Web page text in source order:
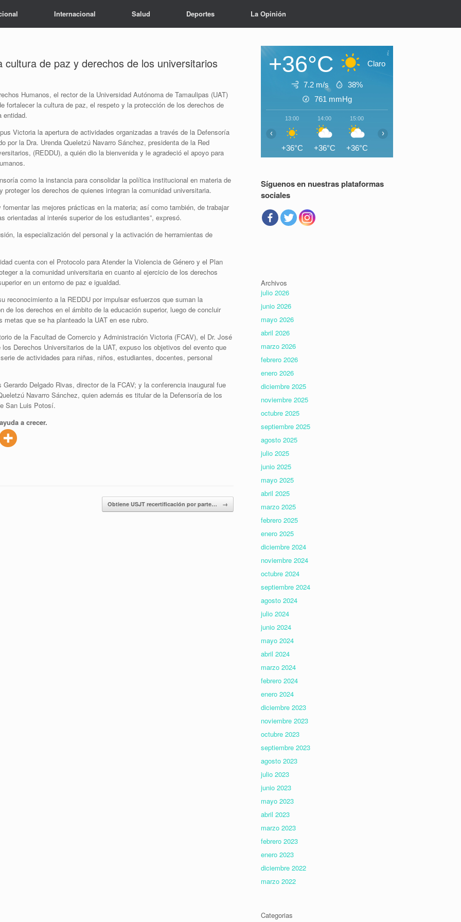
Internacional Salud Deportes La Opinión
de paz y derechos de los universitarios
Humanos, el rector de la Universidad Autónoma de Tamaulipas (UAT)
fortalecer la cultura de paz, el respeto y la protección de los derechos de
entidad.
la apertura de actividades organizadas a través de la Defensoría
por la Dra. Urenda Queletzú Navarro Sánchez, presidenta de la Red
(REDDU), a quién dio la bienvenida y le agradeció el apoyo para
como la instancia para consolidar la política institucional en materia de
los derechos de quienes integran la comunidad universitaria.
las mejores prácticas en la materia; así como también, de trabajar
orientadas al interés superior de los estudiantes”, expresó.
la especialización del personal y la activación de herramientas de
cuenta con el Protocolo para Atender la Violencia de Género y el Plan
a la comunidad universitaria en cuanto al ejercicio de los derechos
en un entorno de paz e igualdad.
reconocimiento a la REDDU por impulsar esfuerzos que suman la
los derechos en el ámbito de la educación superior, luego de concluir
que se ha planteado la UAT en ese rubro.
de la Facultad de Comercio y Administración Victoria (FCAV), el Dr. José
Derechos Universitarios de la UAT, expuso los objetivos del evento que
de actividades para niñas, niños, estudiantes, docentes, personal
Delgado Rivas, director de la FCAV; y la conferencia inaugural fue
Navarro Sánchez, quien además es titular de la Defensoría de los
San Luis Potosí.
a crecer.
Obtiene USJT recertificación por parte… →
+36°C Claro
7.2 m/s
38%
761 mmHg
13:00
+36°C
14:00
+36°C
15:00
+36°C
‹ ›
Síguenos en nuestras plataformas
sociales
Archivos
julio 2026
junio 2026
mayo 2026
abril 2026
marzo 2026
febrero 2026
enero 2026
diciembre 2025
noviembre 2025
octubre 2025
septiembre 2025
agosto 2025
julio 2025
junio 2025
mayo 2025
abril 2025
marzo 2025
febrero 2025
enero 2025
diciembre 2024
noviembre 2024
octubre 2024
septiembre 2024
agosto 2024
julio 2024
junio 2024
mayo 2024
abril 2024
marzo 2024
febrero 2024
enero 2024
diciembre 2023
noviembre 2023
octubre 2023
septiembre 2023
agosto 2023
julio 2023
junio 2023
mayo 2023
abril 2023
marzo 2023
febrero 2023
enero 2023
diciembre 2022
marzo 2022
Categorias